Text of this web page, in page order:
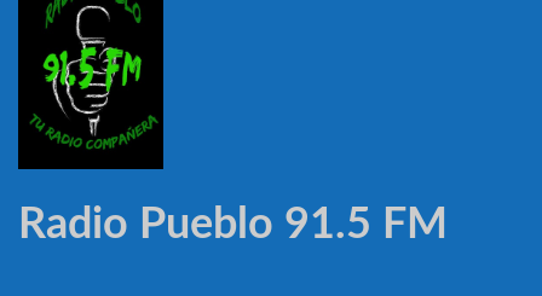
Radio Pueblo 91.5 FM